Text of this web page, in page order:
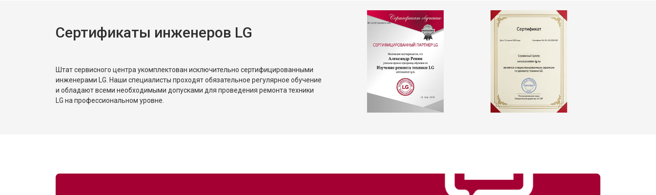
Сертификаты инженеров LG
Штат сервисного центра укомплектован исключительно сертифицированными
инженерами LG. Наши специалисты проходят обязательное регулярное обучение
и обладают всеми необходимыми допусками для проведения ремонта техники
LG на профессиональном уровне.